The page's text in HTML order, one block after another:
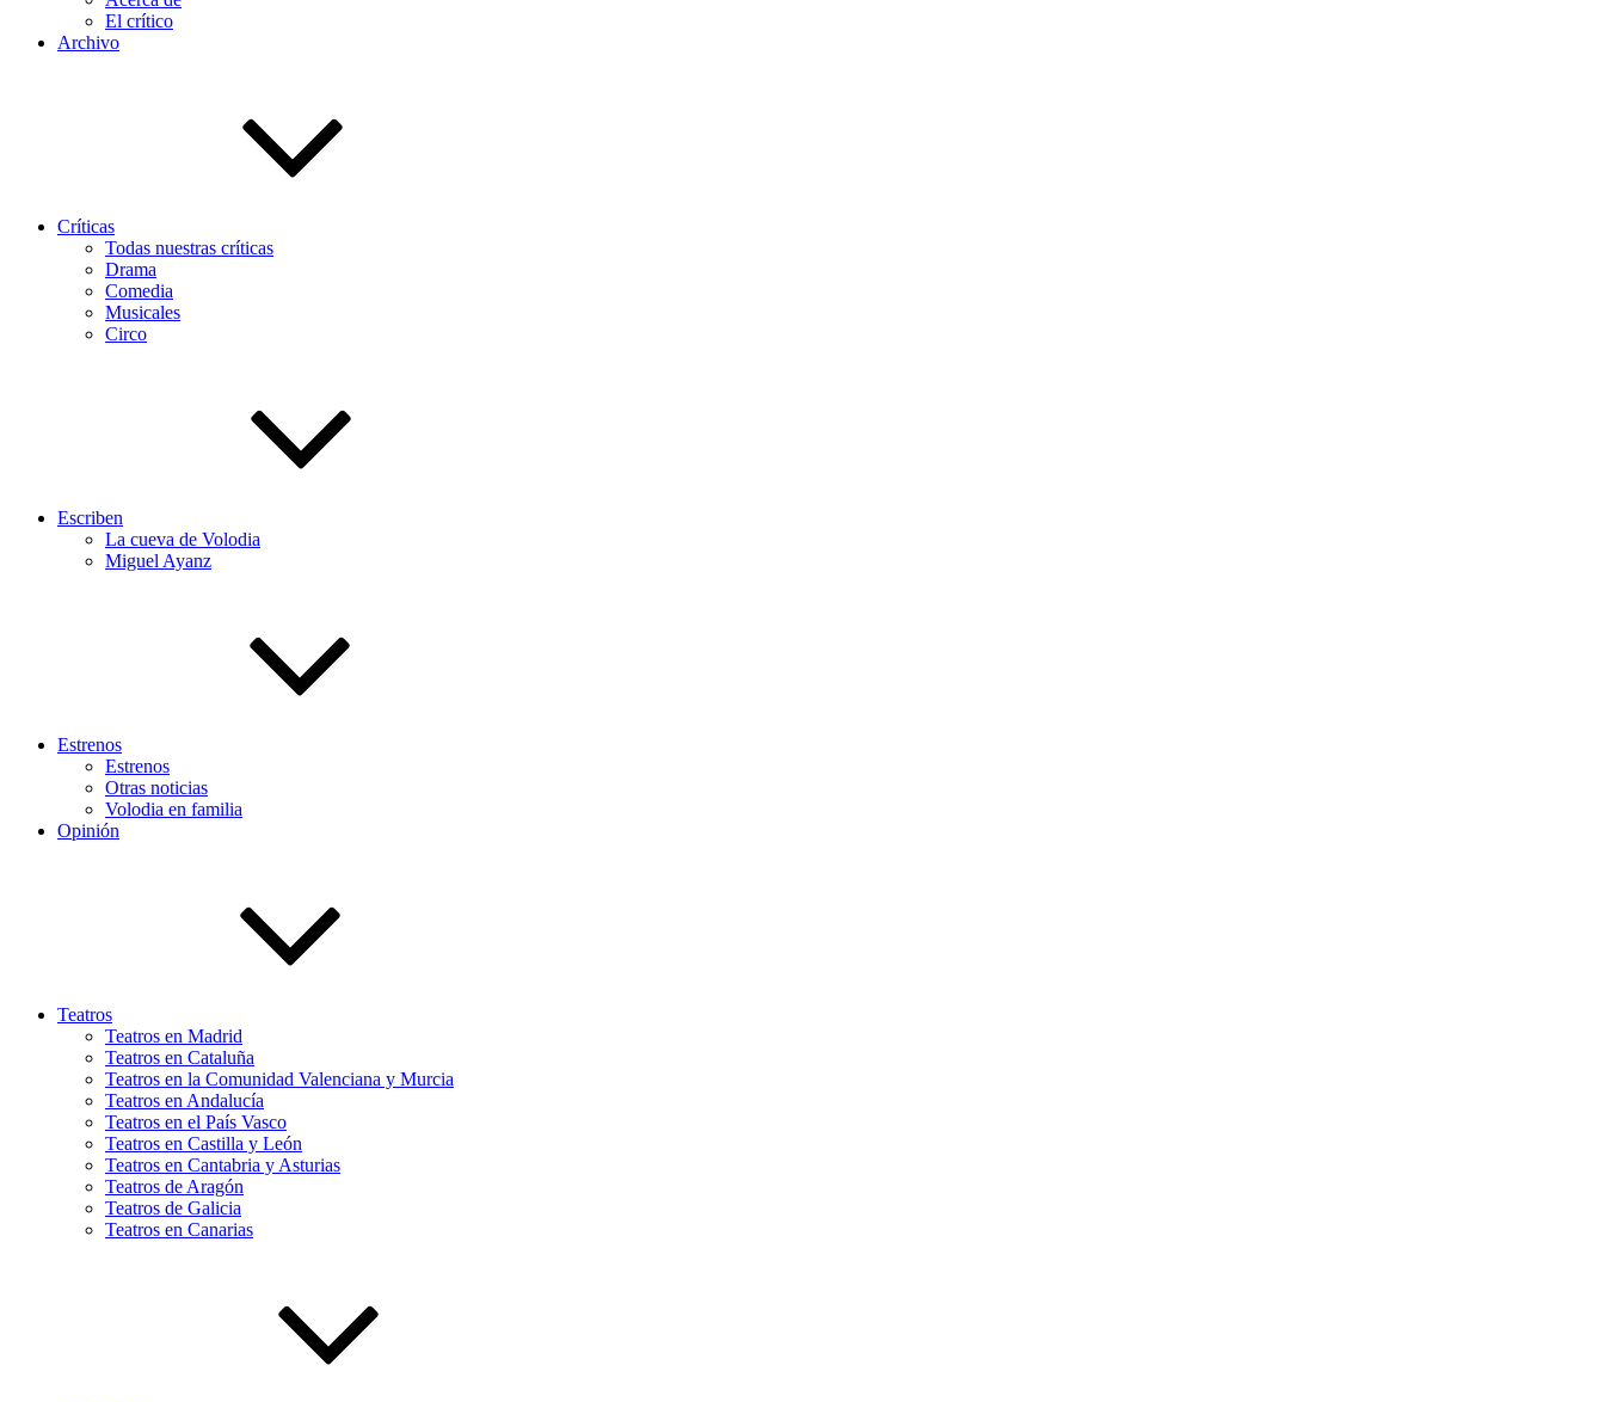
El crítico
Archivo
Críticas
Todas nuestras críticas
Drama
Comedia
Musicales
Circo
Escriben
La cueva de Volodia
Miguel Ayanz
Estrenos
Estrenos
Otras noticias
Volodia en familia
Opinión
Teatros
Teatros en Madrid
Teatros en Cataluña
Teatros en la Comunidad Valenciana y Murcia
Teatros en Andalucía
Teatros en el País Vasco
Teatros en Castilla y León
Teatros en Cantabria y Asturias
Teatros de Aragón
Teatros de Galicia
Teatros en Canarias